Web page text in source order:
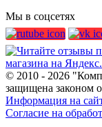
Мы в соцсетях
© 2010 - 2026
защищена законом
Информация на
Согласие на